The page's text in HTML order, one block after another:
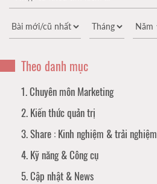
Theo danh mục
1. Chuyên môn Marketing
2. Kiến thức quản trị
3. Share : Kinh nghiệm & trải nghiệm
4. Kỹ năng & Công cụ
5. Cập nhật & News